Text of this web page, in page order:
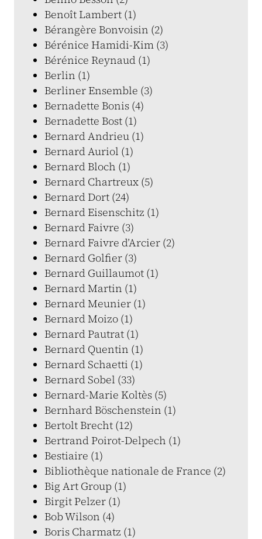
Benoît Lambert (1)
Bérangère Bonvoisin (2)
Bérénice Hamidi-Kim (3)
Bérénice Reynaud (1)
Berlin (1)
Berliner Ensemble (3)
Bernadette Bonis (4)
Bernadette Bost (1)
Bernard Andrieu (1)
Bernard Auriol (1)
Bernard Bloch (1)
Bernard Chartreux (5)
Bernard Dort (24)
Bernard Eisenschitz (1)
Bernard Faivre (3)
Bernard Faivre d’Arcier (2)
Bernard Golfier (3)
Bernard Guillaumot (1)
Bernard Martin (1)
Bernard Meunier (1)
Bernard Moizo (1)
Bernard Pautrat (1)
Bernard Quentin (1)
Bernard Schaetti (1)
Bernard Sobel (33)
Bernard-Marie Koltès (5)
Bernhard Böschenstein (1)
Bertolt Brecht (12)
Bertrand Poirot-Delpech (1)
Bestiaire (1)
Bibliothèque nationale de France (2)
Big Art Group (1)
Birgit Pelzer (1)
Bob Wilson (4)
Boris Charmatz (1)